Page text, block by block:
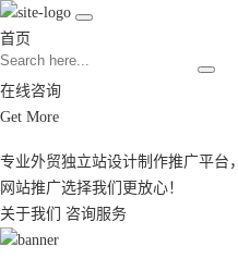
首页
在线咨询
Get More
专业外贸独立站设计制作推广平台，
网站推广选择我们更放心！
关于我们
咨询服务